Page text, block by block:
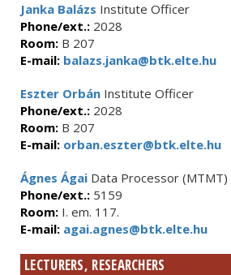
Janka Balázs Institute Officer
Phone/ext.: 2028
Room: B 207
E-mail: balazs.janka@btk.elte.hu
Eszter Orbán Institute Officer
Phone/ext.: 2028
Room: B 207
E-mail: orban.eszter@btk.elte.hu
Ágnes Ágai Data Processor (MTMT)
Phone/ext.: 5159
Room: I. em. 117.
E-mail: agai.agnes@btk.elte.hu
LECTURERS, RESEARCHERS